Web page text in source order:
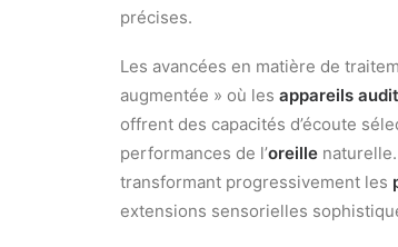
précises.
Les avancées en matière de
augmentée » où les appareils
offrent des capacités d’écoute
performances de l’oreille
transformant progressivement les
extensions sensorielles